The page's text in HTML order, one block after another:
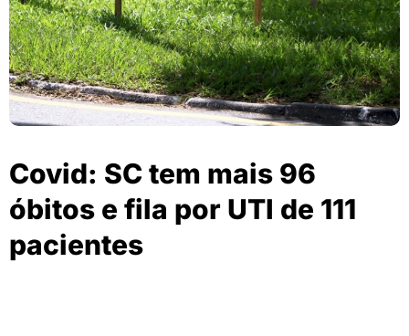
Covid: SC tem mais 96
óbitos e fila por UTI de 111
pacientes